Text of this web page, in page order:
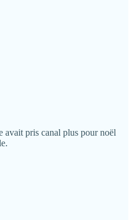
avait pris canal plus pour noël